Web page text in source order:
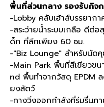
พื้นที่ส่วนกลาง รองรับกิจ
-Lobby คลับเฮ้าส์บรรยากา
-สระว่ายน้ำระบบเกลือ ดีต่
ด็ก ที่ลึกเพียง 60 ซม.
-"Biz Lounge" สำหรับนัด
-Main Park พื้นที่สีเขียวข
nd พื้นทำจากวัสดุ EPDM
ยงสัตว์
-ทางวิ่งออกกำลังที่ร่มรื่นภา